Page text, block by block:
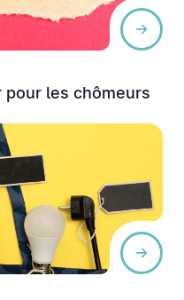
pour les chômeurs